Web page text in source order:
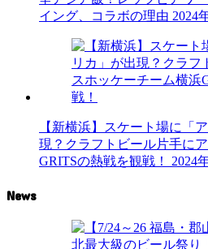
イング、コラボの理由 2024
【新横浜】スケート場に「
現？クラフトビール片手に
GRITSの熱戦を観戦！
2024
News